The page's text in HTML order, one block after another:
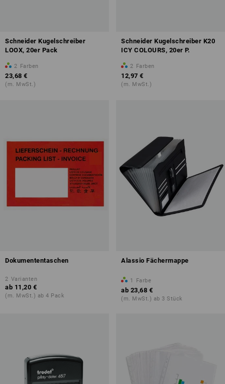
Schneider Kugelschreiber
LOOX, 20er Pack
2 Farben
23,68 €
(m. MwSt.)
Schneider Kugelschreiber K20
ICY COLOURS, 20er P.
2 Farben
12,97 €
(m. MwSt.)
Dokumententaschen
2 Varianten
ab 11,20 €
(m. MwSt.) ab 4 Pack
Alassio Fächermappe
1 Farbe
ab 23,68 €
(m. MwSt.) ab 3 Stück